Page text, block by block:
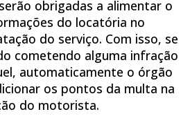
obrigadas a alimentar o
do locatória no
do serviço. Com isso, se
cometendo alguma infração
automaticamente o órgão
os pontos da multa na
do motorista.